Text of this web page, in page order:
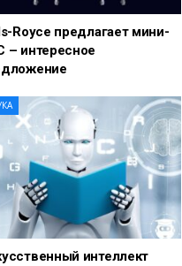
Royce предлагает мини-
– интересное
интеллект